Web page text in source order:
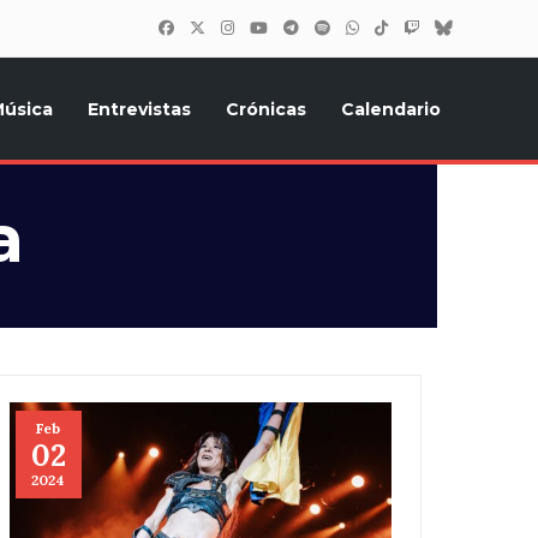
Entrevistas Crónicas Calendario
Feb
02
2024